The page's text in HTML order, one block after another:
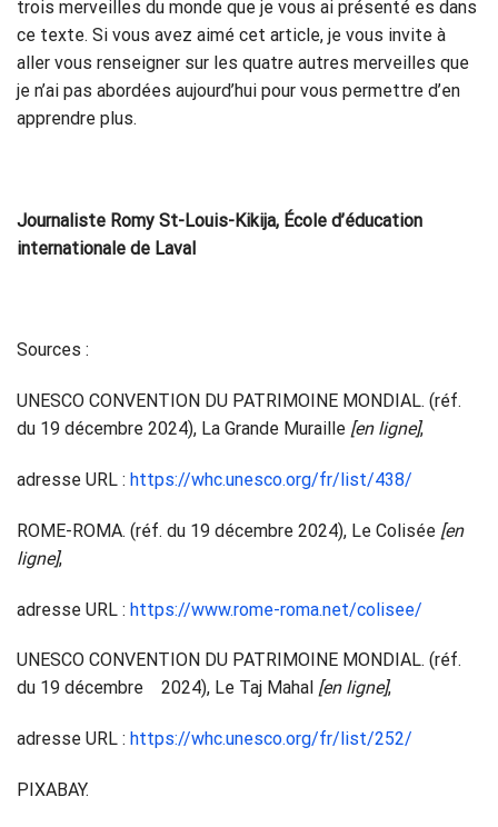
trois merveilles du monde que je vous ai présenté es dans
ce texte. Si vous avez aimé cet article, je vous invite à
aller vous renseigner sur les quatre autres merveilles que
je n’ai pas abordées aujourd’hui pour vous permettre d’en
apprendre plus.
Journaliste Romy St-Louis-Kikija, École d’éducation
internationale de Laval
Sources :
UNESCO CONVENTION DU PATRIMOINE MONDIAL. (réf.
du 19 décembre 2024), La Grande Muraille [en ligne],
adresse URL : https://whc.unesco.org/fr/list/438/
ROME-ROMA. (réf. du 19 décembre 2024), Le Colisée [en
ligne],
adresse URL : https://www.rome-roma.net/colisee/
UNESCO CONVENTION DU PATRIMOINE MONDIAL. (réf.
du 19 décembre 2024), Le Taj Mahal [en ligne],
adresse URL : https://whc.unesco.org/fr/list/252/
PIXABAY.